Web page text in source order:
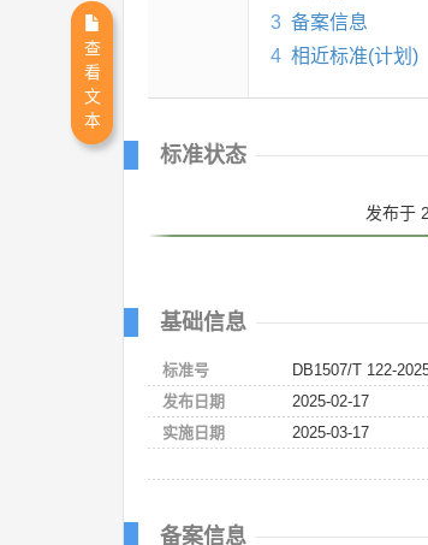
3 备案信息
4 相近标准(计划)
标准状态
发布于
基础信息
标准号
DB1507/T 122-
发布日期
2025-02-17
实施日期
2025-03-17
备案信息
查
看
文
本